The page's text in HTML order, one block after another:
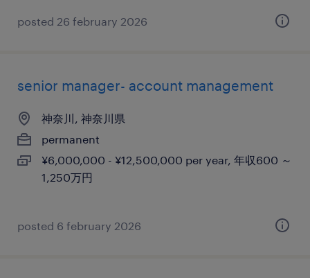
posted 26 february 2026
senior manager- account management
神奈川, 神奈川県
permanent
¥6,000,000 - ¥12,500,000 per year, 年収600 ～
1,250万円
posted 6 february 2026